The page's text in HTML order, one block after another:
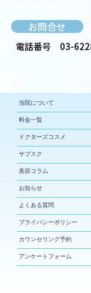
お問合せ
電話番号 03-
当院について
料金一覧
ドクターズコスメ
サブスク
美容コラム
お知らせ
よくある質問
プライバシーポリシー
カウンセリング予約
アンケートフォーム